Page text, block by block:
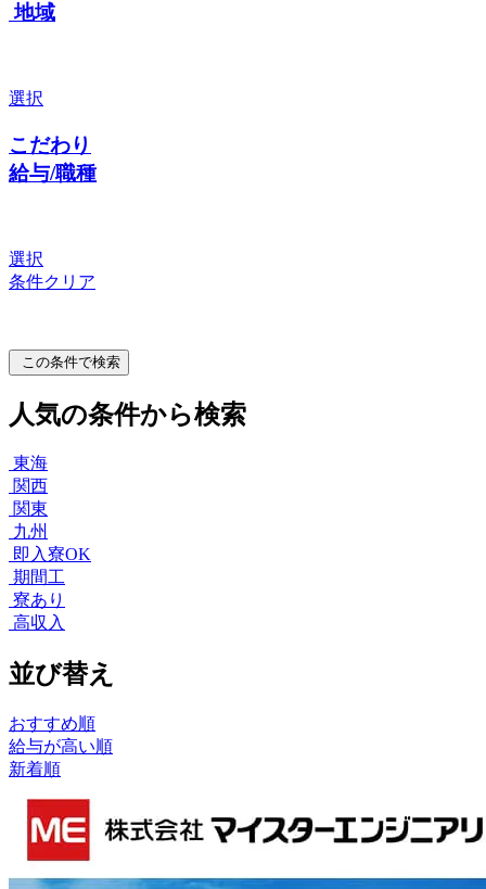
地域
選択
こだわり
給与/職種
選択
条件クリア
この条件で検索
人気の条件から検索
東海
関西
関東
九州
即入寮OK
期間工
寮あり
高収入
並び替え
おすすめ順
給与が高い順
新着順